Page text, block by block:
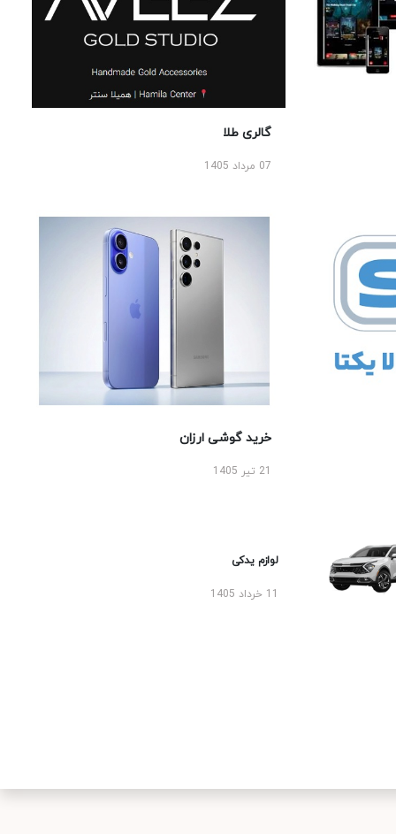
گالری طلا
07 مرداد 1405
خرید گوشی ارزان
لوازم یدکی